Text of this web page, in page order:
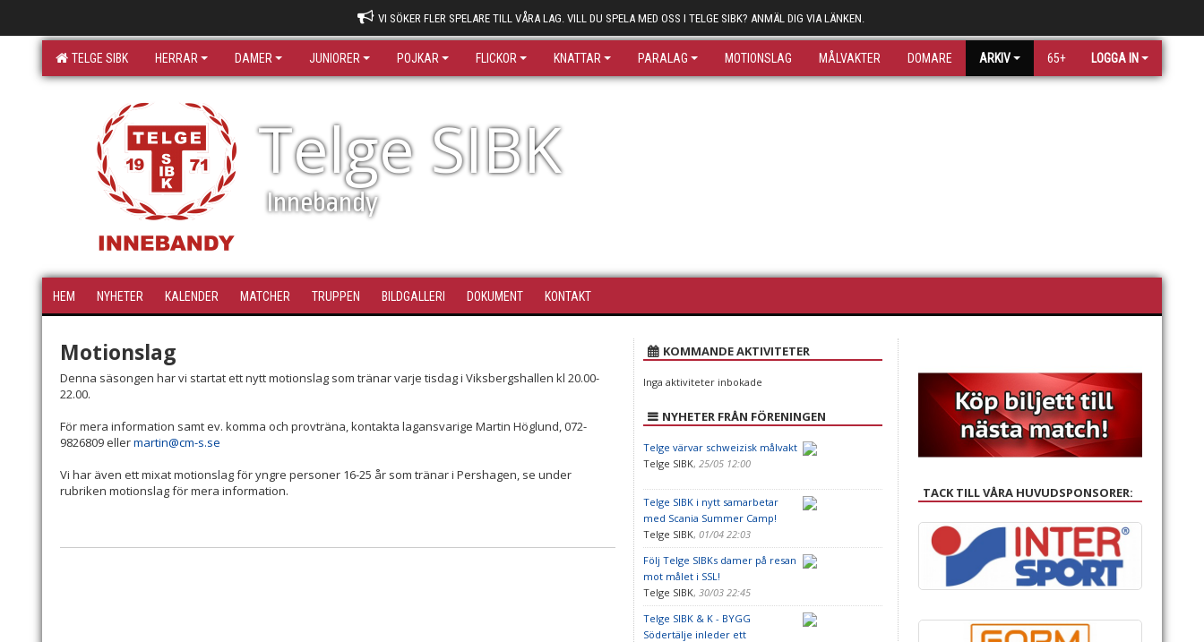
VI SÖKER FLER SPELARE TILL VÅRA LAG. VILL DU SPELA MED OSS I TELGE SIBK? ANMÄL DIG VIA LÄNKEN.
TELGE SIBK HERRAR DAMER JUNIORER POJKAR FLICKOR KNATTAR PARALAG MOTIONSLAG MÅLVAKTER DOMARE ARKIV 65+ LOGGA IN
Telge SIBK
Innebandy
HEM NYHETER KALENDER MATCHER TRUPPEN BILDGALLERI DOKUMENT KONTAKT
Motionslag
Denna säsongen har vi startat ett nytt motionslag som tränar varje tisdag i Viksbergshallen kl 20.00-
22.00.
För mera information samt ev. komma och provträna, kontakta lagansvarige Martin Höglund, 072-
9826809 ellermartin@cm-s.se
Vi har även ett mixat motionslag för yngre personer 16-25 år som tränar i Pershagen, se under
rubriken motionslag för mera information.
KOMMANDE AKTIVITETER
Inga aktiviteter inbokade
NYHETER FRÅN FÖRENINGEN
Telge värvar schweizisk målvakt
Telge SIBK, 25/05 12:00
Telge SIBK i nytt samarbetar
med Scania Summer Camp!
Telge SIBK, 01/04 22:03
Följ Telge SIBKs damer på resan
mot målet i SSL!
Telge SIBK, 30/03 22:45
Telge SIBK & K - BYGG
Södertälje inleder ett
TACK TILL VÅRA HUVUDSPONSORER: